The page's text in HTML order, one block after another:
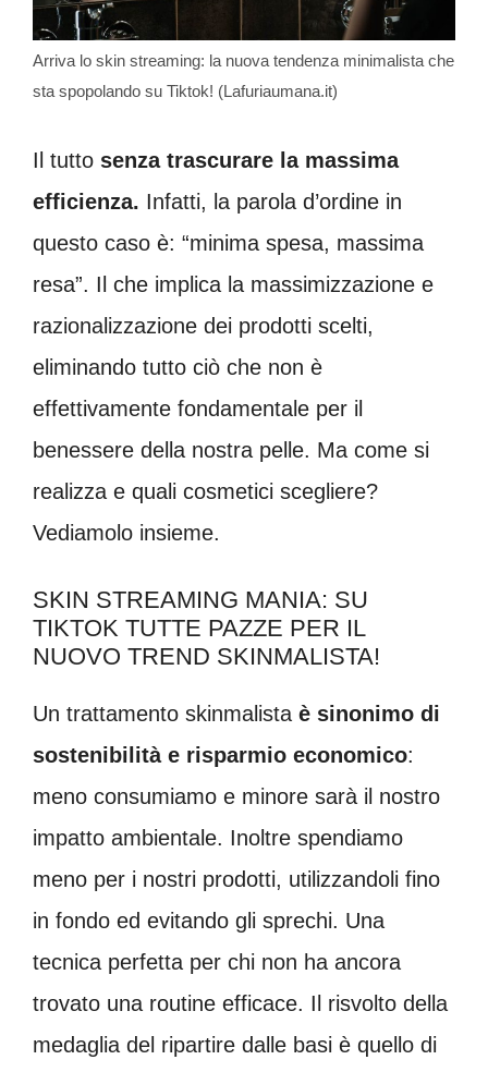
Arriva lo skin streaming: la nuova tendenza minimalista che
sta spopolando su Tiktok! (Lafuriaumana.it)
Il tutto senza trascurare la massima
efficienza. Infatti, la parola d’ordine in
questo caso è: “minima spesa, massima
resa”. Il che implica la massimizzazione e
razionalizzazione dei prodotti scelti,
eliminando tutto ciò che non è
effettivamente fondamentale per il
benessere della nostra pelle. Ma come si
realizza e quali cosmetici scegliere?
Vediamolo insieme.
SKIN STREAMING MANIA: SU
TIKTOK TUTTE PAZZE PER IL
NUOVO TREND SKINMALISTA!
Un trattamento skinmalista è sinonimo di
sostenibilità e risparmio economico:
meno consumiamo e minore sarà il nostro
impatto ambientale. Inoltre spendiamo
meno per i nostri prodotti, utilizzandoli fino
in fondo ed evitando gli sprechi. Una
tecnica perfetta per chi non ha ancora
trovato una routine efficace. Il risvolto della
medaglia del ripartire dalle basi è quello di